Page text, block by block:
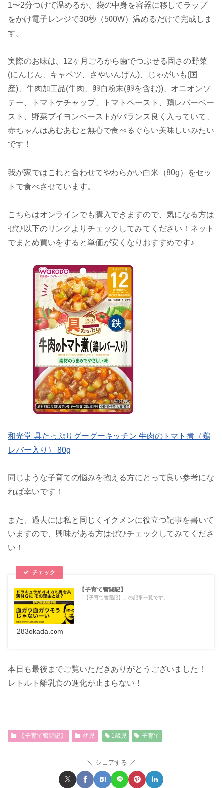
1〜2分つけて温めるか、袋の中身を容器に移してラップ
をかけ電子レンジで30秒（500W）温めるだけで完成しま
す。
実際のお味は、12ヶ月ごろから歯でつぶせる固さの野菜
(にんじん、キャベツ、さやいんげん)、じゃがいも(国
産)、牛肉加工品(牛肉、卵白粉末(卵を含む))、オニオンソ
テー、トマトケチャップ、トマトペースト、鶏レバーペー
スト、野菜ブイヨンペーストがバランス良く入っていて、
赤ちゃんはあむあむと無心で食べるぐらい美味しいみたい
です！
我が家ではこれと合わせてやわらかい白米（80g）をセッ
トで食べさせています。
こちらはオンラインでも購入できますので、気になる方は
ぜひ以下のリンクよりチェックしてみてください！ネット
でまとめ買いをすると単価が安くなりおすすめです♪
和光堂 具たっぷりグーグーキッチン 牛肉のトマト煮（鶏
レバー入り） 80g
同じような子育ての悩みを抱える方にとって良い参考にな
れば幸いです！
また、過去には私と同じくイクメンに役立つ記事を書いて
いますので、興味がある方はぜひチェックしてみてくださ
い！
【子育て奮闘記】
「【子育て奮闘記】」の記事一覧です。
283okada.com
本日も最後までご覧いただきありがとうございました！
レトルト離乳食の進化が止まらない！
【子育て奮闘記】 幼児 1歳児 子育て
シェアする